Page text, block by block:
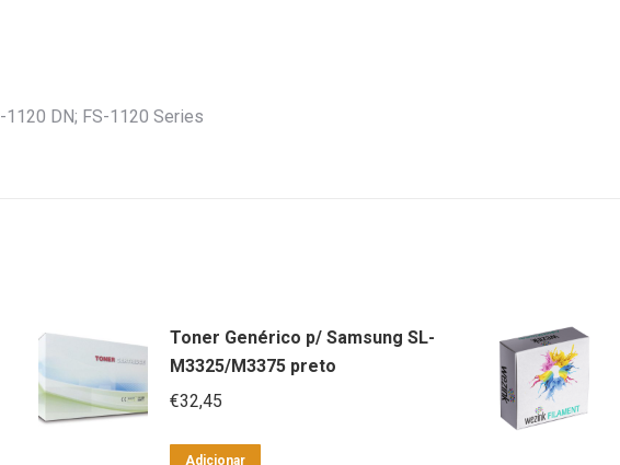
1120 DN; FS-1120 Series
Toner Genérico p/ Samsung SL-
M3325/M3375 preto
€32,45
Adicionar